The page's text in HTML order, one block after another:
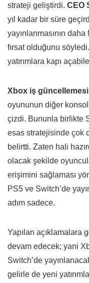
strateji geliştirdi. CEO
yıl kadar bir süre
yayınlanmasının
fırsat olduğunu
yatırımlara kapı
Xbox iş
oyununun diğer
çizdi. Bununla birlikte
esas stratejisinde çok
belirtti. Zaten hali
olacak şekilde
erişimini sağlaması
PS5 ve Switch’de
adım sadece.
Yapılan açıklamalara
devam edecek; yani
Switch’de
gelirle de yeni